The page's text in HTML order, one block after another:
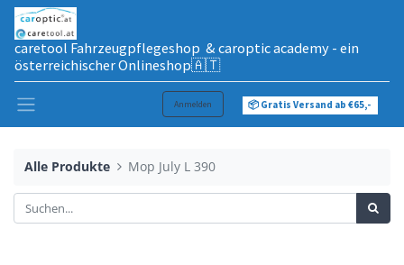
caretool Fahrzeugpflegeshop & caroptic academy - ein
österreichischer Onlineshop🇦🇹
Anmelden 📦 Gratis Versand ab €65,-
Alle Produkte Mop July L 390